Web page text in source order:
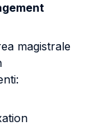
magistrale